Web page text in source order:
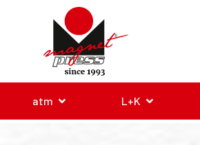
atm L+K